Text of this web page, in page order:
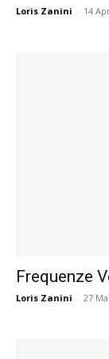
Loris Zanini - 14
Frequenze
Loris Zanini - 27